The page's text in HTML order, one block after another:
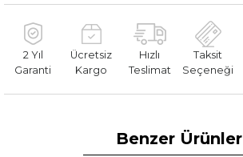
2 Yıl
Garanti
Ücretsiz
Kargo
Hızlı
Teslimat
Taksit
Seçeneği
Benzer Ürünler